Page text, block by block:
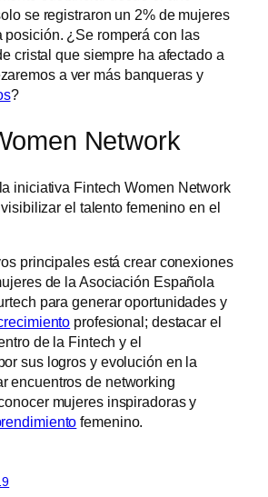
se registraron un 2% de mujeres
posición. ¿Se romperá con las
cristal que siempre ha afectado a
a ver más banqueras y
?
Network
iniciativa Fintech Women Network
el talento femenino en el
principales está crear conexiones
de la Asociación Española
para generar oportunidades y
profesional; destacar el
de la Fintech y el
sus logros y evolución en la
encuentros de networking
mujeres inspiradoras y
femenino.